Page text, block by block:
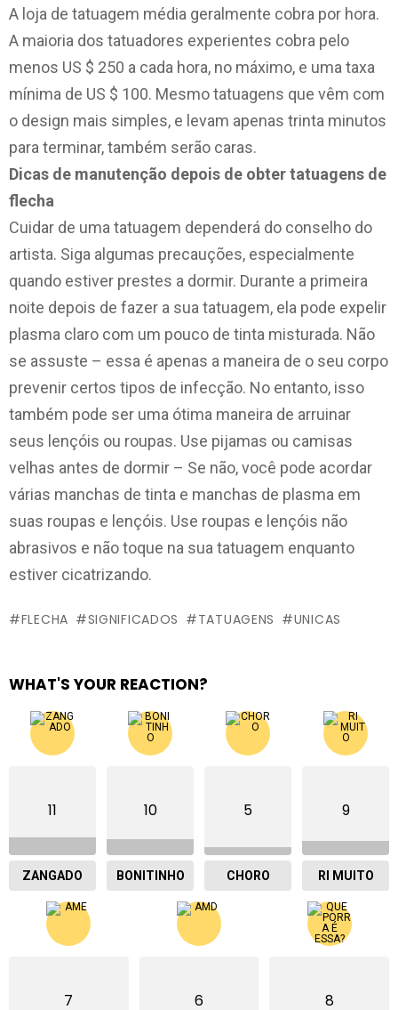
A loja de tatuagem média geralmente cobra por hora.
A maioria dos tatuadores experientes cobra pelo
menos US $ 250 a cada hora, no máximo, e uma taxa
mínima de US $ 100. Mesmo tatuagens que vêm com
o design mais simples, e levam apenas trinta minutos
para terminar, também serão caras.
Dicas de manutenção depois de obter tatuagens de
flecha
Cuidar de uma tatuagem dependerá do conselho do
artista. Siga algumas precauções, especialmente
quando estiver prestes a dormir. Durante a primeira
noite depois de fazer a sua tatuagem, ela pode expelir
plasma claro com um pouco de tinta misturada. Não
se assuste – essa é apenas a maneira de o seu corpo
prevenir certos tipos de infecção. No entanto, isso
também pode ser uma ótima maneira de arruinar
seus lençóis ou roupas. Use pijamas ou camisas
velhas antes de dormir – Se não, você pode acordar
várias manchas de tinta e manchas de plasma em
suas roupas e lençóis. Use roupas e lençóis não
abrasivos e não toque na sua tatuagem enquanto
estiver cicatrizando.
FLECHA SIGNIFICADOS TATUAGENS UNICAS
WHAT'S YOUR REACTION?
11
ZANGADO
10
BONITINHO
5
CHORO
9
RI MUITO
7 6 8